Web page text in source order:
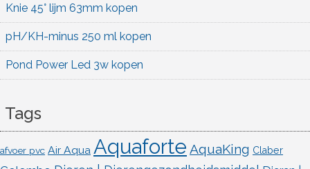
Knie 45° lijm 63mm kopen
pH/KH-minus 250 ml kopen
Pond Power Led 3w kopen
Tags
afvoer pvc Air Aqua Aquaforte AquaKing Claber